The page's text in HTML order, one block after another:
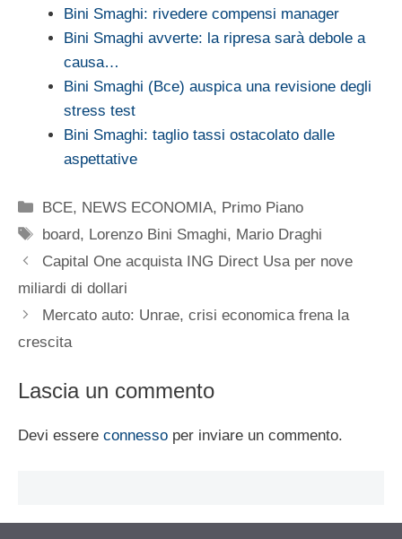
Bini Smaghi: rivedere compensi manager
Bini Smaghi avverte: la ripresa sarà debole a
causa…
Bini Smaghi (Bce) auspica una revisione degli
stress test
Bini Smaghi: taglio tassi ostacolato dalle
aspettative
Categorie
BCE, NEWS ECONOMIA, Primo Piano
Tag
board, Lorenzo Bini Smaghi, Mario Draghi
Capital One acquista ING Direct Usa per nove
miliardi di dollari
Mercato auto: Unrae, crisi economica frena la
crescita
Lascia un commento
Devi essere connesso per inviare un commento.